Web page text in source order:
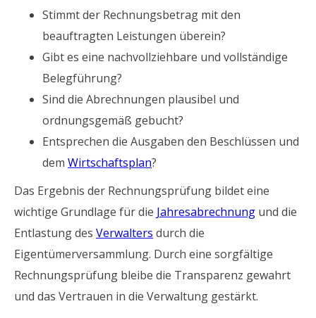
Stimmt der Rechnungsbetrag mit den
beauftragten Leistungen überein?
Gibt es eine nachvollziehbare und vollständige
Belegführung?
Sind die Abrechnungen plausibel und
ordnungsgemäß gebucht?
Entsprechen die Ausgaben den Beschlüssen und
dem Wirtschaftsplan?
Das Ergebnis der Rechnungsprüfung bildet eine
wichtige Grundlage für die Jahresabrechnung und die
Entlastung des Verwalters durch die
Eigentümerversammlung. Durch eine sorgfältige
Rechnungsprüfung bleibe die Transparenz gewahrt
und das Vertrauen in die Verwaltung gestärkt.